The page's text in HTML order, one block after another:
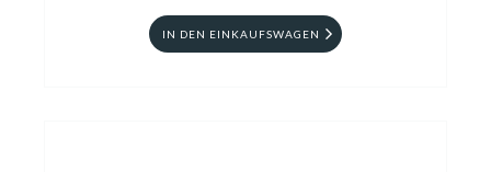
IN DEN EINKAUFSWAGEN